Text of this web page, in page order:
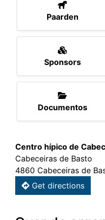
Paarden
Sponsors
Documentos
Centro hípico de
Cabeceiras de Basto
4860 Cabeceiras de
Get directions